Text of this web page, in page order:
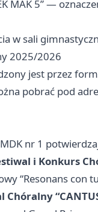
MAK 5” —
w sali
2025/2026
jest przez
pobrać pod
nr 1
i Konkurs
“Resonans con